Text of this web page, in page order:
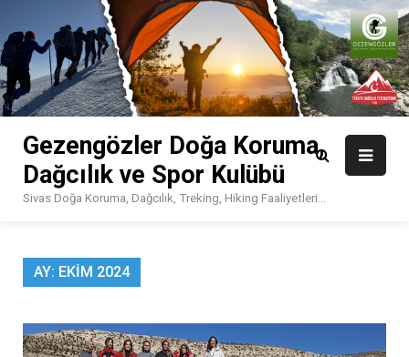
to
content
Gezengözler Doğa Koruma,
Dağcılık ve Spor Kulübü
Sivas Doğa Koruma, Dağcılık, Treking, Hiking Faaliyetleri…
AY: EKIM 2024